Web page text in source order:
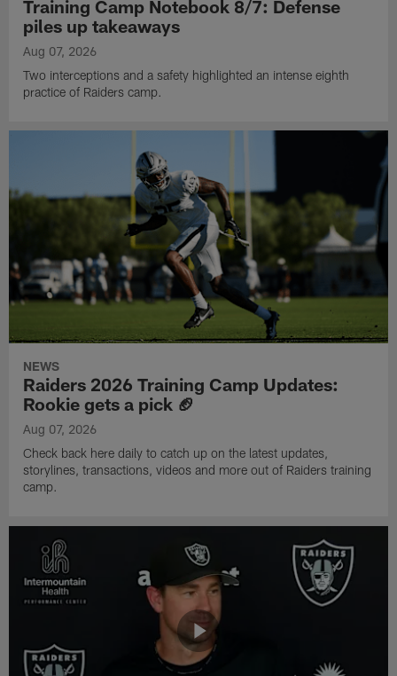
Training Camp Notebook 8/7: Defense
piles up takeaways
Aug 07, 2026
Two interceptions and a safety highlighted an intense eighth
practice of Raiders camp.
NEWS
Raiders 2026 Training Camp Updates:
Rookie gets a pick 🏈
Aug 07, 2026
Check back here daily to catch up on the latest updates,
storylines, transactions, videos and more out of Raiders training
camp.